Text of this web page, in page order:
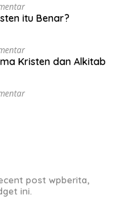
itu Benar?
Kristen dan Alkitab
post wpberita,
ini.